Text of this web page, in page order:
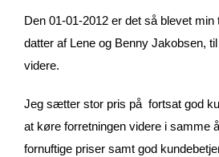
Den 01-01-2012 er det så blevet min
datter af Lene og Benny Jakobsen,
videre.
Jeg sætter stor pris på fortsat god
at køre forretningen videre i samme
fornuftige priser samt god